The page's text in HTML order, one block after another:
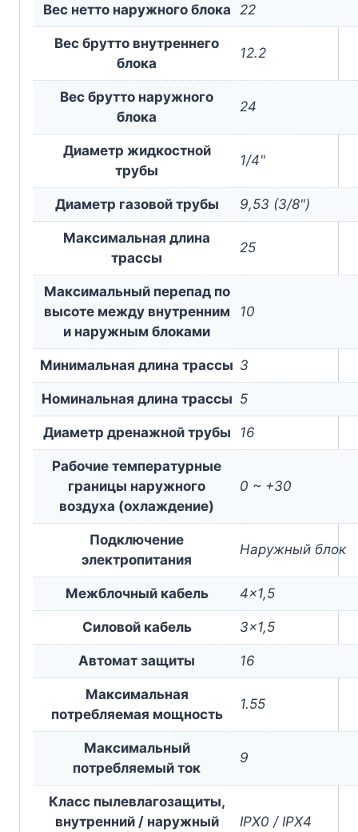
Вес нетто наружного блока 22
Вес брутто внутреннего
блока
12.2
Вес брутто наружного
блока
24
Диаметр жидкостной
трубы
1/4"
Диаметр газовой трубы 9,53 (3/8")
Максимальная длина
трассы
25
Максимальный перепад по
высоте между внутренним
и наружным блоками
10
Минимальная длина трассы 3
Номинальная длина трассы 5
Диаметр дренажной трубы 16
Рабочие температурные
границы наружного
воздуха (охлаждение)
0 ~ +30
Подключение
электропитания
Наружный блок
Межблочный кабель 4×1,5
Силовой кабель 3×1,5
Автомат защиты 16
Максимальная
потребляемая мощность
1.55
Максимальный
потребляемый ток
9
Класс пылевлагозащиты,
внутренний / наружный
IPX0 / IPX4